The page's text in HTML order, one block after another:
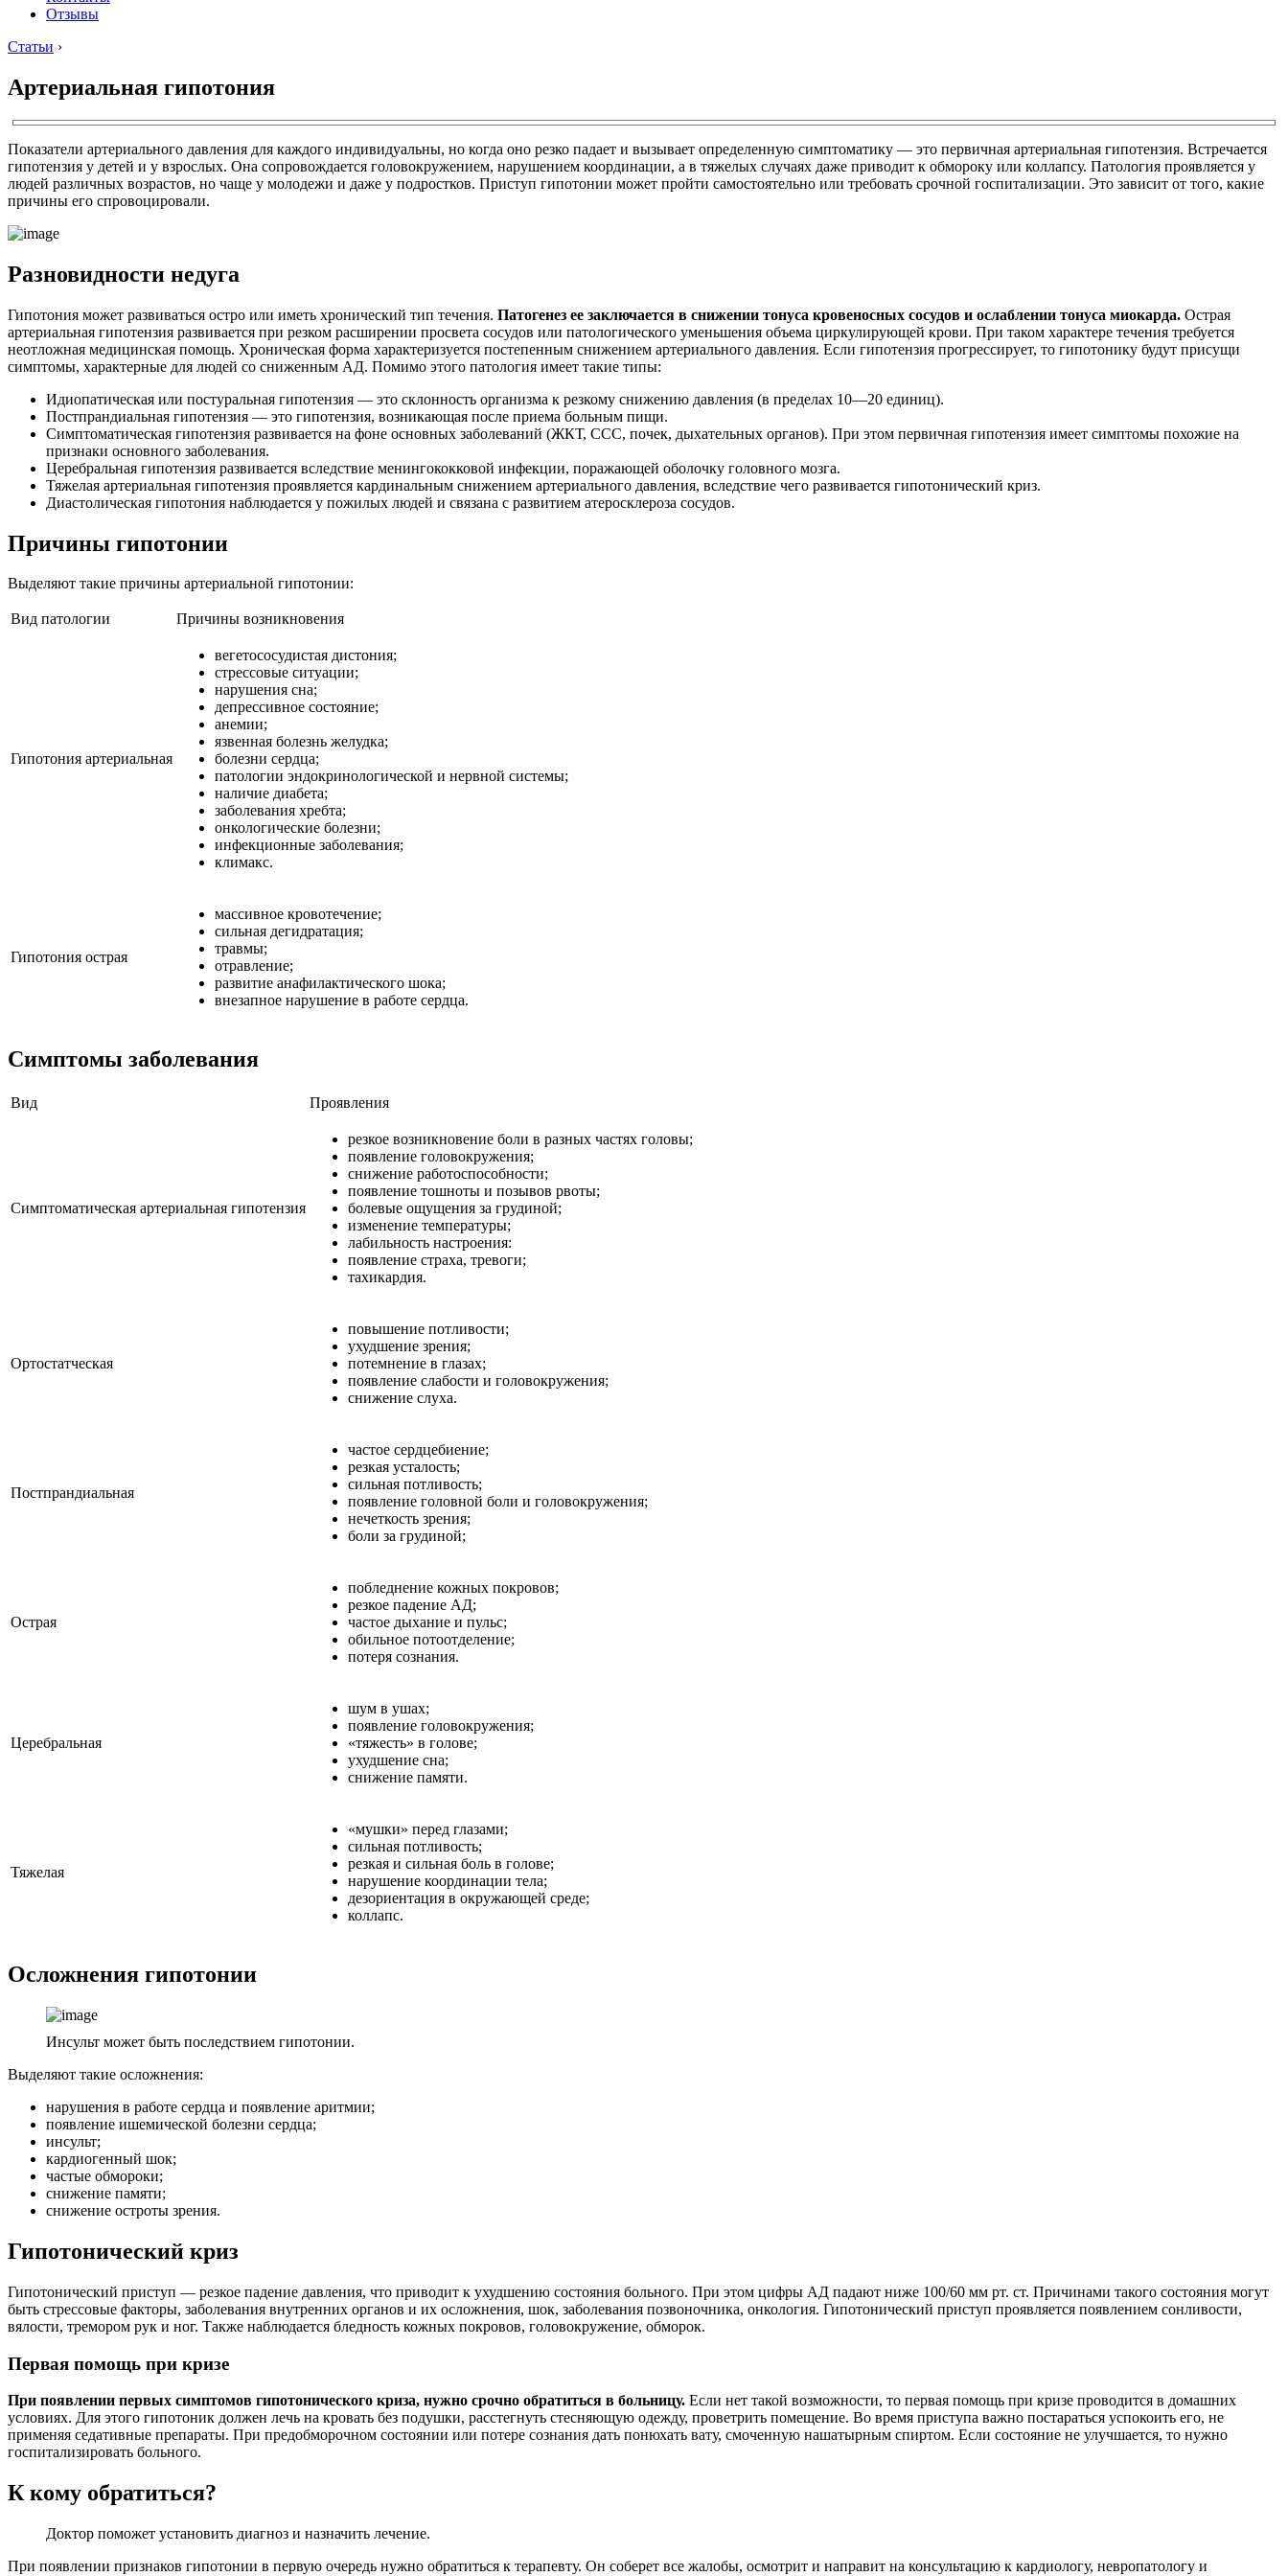
Отзывы
Статьи ›
Артериальная гипотония
Показатели артериального давления для каждого индивидуальны, но когда оно резко падает и вызывает определенную симптоматику — это первичная артериальная гипотензия. Встречается
гипотензия у детей и у взрослых. Она сопровождается головокружением, нарушением координации, а в тяжелых случаях даже приводит к обмороку или коллапсу. Патология проявляется у
людей различных возрастов, но чаще у молодежи и даже у подростков. Приступ гипотонии может пройти самостоятельно или требовать срочной госпитализации. Это зависит от того, какие
причины его спровоцировали.
Разновидности недуга
Гипотония может развиваться остро или иметь хронический тип течения. Патогенез ее заключается в снижении тонуса кровеносных сосудов и ослаблении тонуса миокарда. Острая
артериальная гипотензия развивается при резком расширении просвета сосудов или патологического уменьшения объема циркулирующей крови. При таком характере течения требуется
неотложная медицинская помощь. Хроническая форма характеризуется постепенным снижением артериального давления. Если гипотензия прогрессирует, то гипотонику будут присущи
симптомы, характерные для людей со сниженным АД. Помимо этого патология имеет такие типы:
Идиопатическая или постуральная гипотензия — это склонность организма к резкому снижению давления (в пределах 10—20 единиц).
Постпрандиальная гипотензия — это гипотензия, возникающая после приема больным пищи.
Симптоматическая гипотензия развивается на фоне основных заболеваний (ЖКТ, ССС, почек, дыхательных органов). При этом первичная гипотензия имеет симптомы похожие на
признаки основного заболевания.
Церебральная гипотензия развивается вследствие менингококковой инфекции, поражающей оболочку головного мозга.
Тяжелая артериальная гипотензия проявляется кардинальным снижением артериального давления, вследствие чего развивается гипотонический криз.
Диастолическая гипотония наблюдается у пожилых людей и связана с развитием атеросклероза сосудов.
Причины гипотонии
Выделяют такие причины артериальной гипотонии:
Вид патологии Причины возникновения
Гипотония артериальная
вегетососудистая дистония;
стрессовые ситуации;
нарушения сна;
депрессивное состояние;
анемии;
язвенная болезнь желудка;
болезни сердца;
патологии эндокринологической и нервной системы;
наличие диабета;
заболевания хребта;
онкологические болезни;
инфекционные заболевания;
климакс.
Гипотония острая
массивное кровотечение;
сильная дегидратация;
травмы;
отравление;
развитие анафилактического шока;
внезапное нарушение в работе сердца.
Симптомы заболевания
Вид Проявления
Симптоматическая артериальная гипотензия
резкое возникновение боли в разных частях головы;
появление головокружения;
снижение работоспособности;
появление тошноты и позывов рвоты;
болевые ощущения за грудиной;
изменение температуры;
лабильность настроения:
появление страха, тревоги;
тахикардия.
Ортостатческая
повышение потливости;
ухудшение зрения;
потемнение в глазах;
появление слабости и головокружения;
снижение слуха.
Постпрандиальная
частое сердцебиение;
резкая усталость;
сильная потливость;
появление головной боли и головокружения;
нечеткость зрения;
боли за грудиной;
Острая
побледнение кожных покровов;
резкое падение АД;
частое дыхание и пульс;
обильное потоотделение;
потеря сознания.
Церебральная
шум в ушах;
появление головокружения;
«тяжесть» в голове;
ухудшение сна;
снижение памяти.
Тяжелая
«мушки» перед глазами;
сильная потливость;
резкая и сильная боль в голове;
нарушение координации тела;
дезориентация в окружающей среде;
коллапс.
Осложнения гипотонии
Инсульт может быть последствием гипотонии.
Выделяют такие осложнения:
нарушения в работе сердца и появление аритмии;
появление ишемической болезни сердца;
инсульт;
кардиогенный шок;
частые обмороки;
снижение памяти;
снижение остроты зрения.
Гипотонический криз
Гипотонический приступ — резкое падение давления, что приводит к ухудшению состояния больного. При этом цифры АД падают ниже 100/60 мм рт. ст. Причинами такого состояния могут
быть стрессовые факторы, заболевания внутренних органов и их осложнения, шок, заболевания позвоночника, онкология. Гипотонический приступ проявляется появлением сонливости,
вялости, тремором рук и ног. Также наблюдается бледность кожных покровов, головокружение, обморок.
Первая помощь при кризе
При появлении первых симптомов гипотонического криза, нужно срочно обратиться в больницу. Если нет такой возможности, то первая помощь при кризе проводится в домашних
условиях. Для этого гипотоник должен лечь на кровать без подушки, расстегнуть стесняющую одежду, проветрить помещение. Во время приступа важно постараться успокоить его, не
применяя седативные препараты. При предобморочном состоянии или потере сознания дать понюхать вату, смоченную нашатырным спиртом. Если состояние не улучшается, то нужно
госпитализировать больного.
К кому обратиться?
Доктор поможет установить диагноз и назначить лечение.
При появлении признаков гипотонии в первую очередь нужно обратиться к терапевту. Он соберет все жалобы, осмотрит и направит на консультацию к кардиологу, невропатологу и